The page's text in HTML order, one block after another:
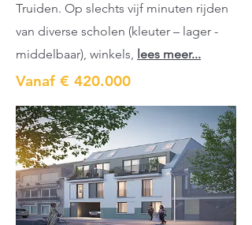
Truiden. Op slechts vijf minuten rijden
van diverse scholen (kleuter – lager -
middelbaar), winkels, lees meer...
Vanaf € 420.000